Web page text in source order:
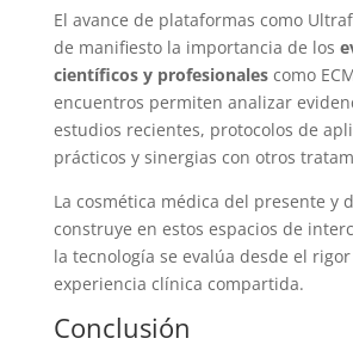
El avance de plataformas como
de manifiesto la importancia de los
científicos y profesionalescomo
encuentros permiten analizar
estudios recientes, protocolos de
prácticos y sinergias con otros
La cosmética médica del presente y
construye en estos espacios de
la tecnología se evalúa desde el
experiencia clínica compartida.
Conclusión